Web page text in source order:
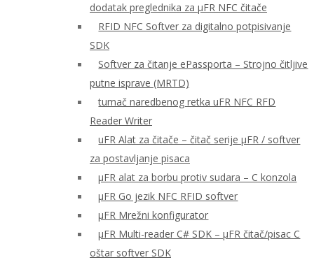
dodatak preglednika za μFR NFC čitače
RFID NFC Softver za digitalno potpisivanje
SDK
Softver za čitanje ePassporta – Strojno čitljive
putne isprave (MRTD)
tumač naredbenog retka uFR NFC RFD
Reader Writer
uFR Alat za čitače – čitač serije μFR / softver
za postavljanje pisaca
μFR alat za borbu protiv sudara – C konzola
μFR Go jezik NFC RFID softver
μFR Mrežni konfigurator
μFR Multi-reader C# SDK – μFR čitač/pisac C
oštar softver SDK